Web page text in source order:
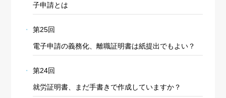
子申請とは
第25回
電子申請の義務化、離職証明書は紙提出でもよい？
第24回
就労証明書、まだ手書きで作成していますか？